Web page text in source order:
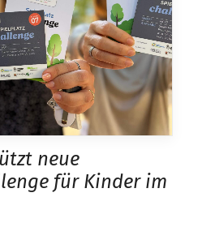
neue
für Kinder im